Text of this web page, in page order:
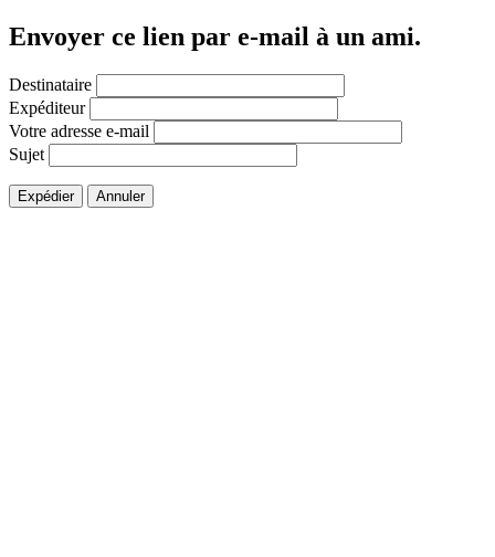
Envoyer ce lien par e-mail à un ami.
Destinataire
Expéditeur
Votre adresse e-mail
Sujet
Expédier Annuler